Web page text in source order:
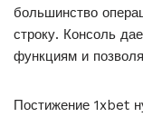
большинство
строку. Консоль
функциям и
Постижение 1xbet